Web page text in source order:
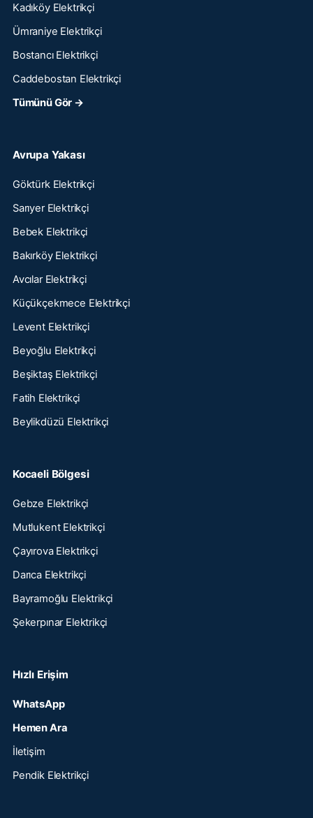
Kadıköy Elektrikçi
Ümraniye Elektrikçi
Bostancı Elektrikçi
Caddebostan Elektrikçi
Tümünü Gör →
Avrupa Yakası
Göktürk Elektrikçi
Sarıyer Elektrikçi
Bebek Elektrikçi
Bakırköy Elektrikçi
Avcılar Elektrikçi
Küçükçekmece Elektrikçi
Levent Elektrikçi
Beyoğlu Elektrikçi
Beşiktaş Elektrikçi
Fatih Elektrikçi
Beylikdüzü Elektrikçi
Kocaeli Bölgesi
Gebze Elektrikçi
Mutlukent Elektrikçi
Çayırova Elektrikçi
Darıca Elektrikçi
Bayramoğlu Elektrikçi
Şekerpınar Elektrikçi
Hızlı Erişim
WhatsApp
Hemen Ara
İletişim
Pendik Elektrikçi